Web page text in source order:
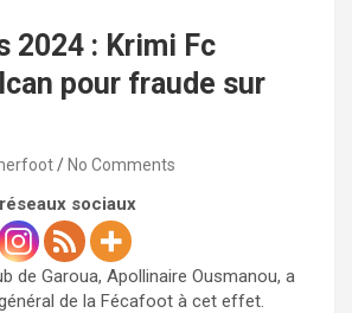
2024 : Krimi Fc
pour fraude sur
No Comments
sociaux
de Garoua, Apollinaire Ousmanou, a
de la Fécafoot à cet effet.